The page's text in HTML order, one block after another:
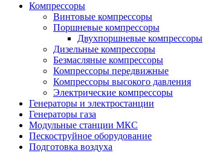
Компрессоры
Винтовые компрессоры
Поршневые компрессоры
Двухпоршневые компрессоры
Дизельные компрессоры
Безмасляные компрессоры
Компрессоры передвижные
Компрессоры высокого давления
Электрические компрессоры
Генераторы и электростанции
Генераторы газа
Модульные станции МКС
Пескоструйное оборудование
Подготовка воздуха